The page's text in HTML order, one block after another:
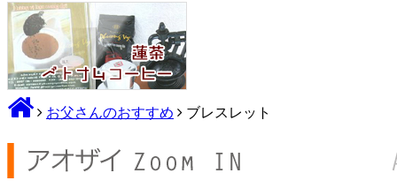
お父さんのおすすめ ブレスレット